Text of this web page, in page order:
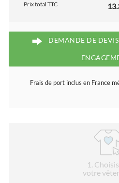
Prix total TTC
DEMANDE DE
Frais de port inclus en France
1 .
votre